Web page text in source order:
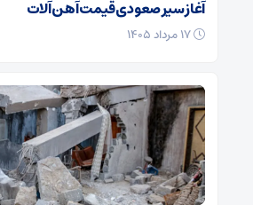
آغاز سیر صعودی قیمت آهن آلات